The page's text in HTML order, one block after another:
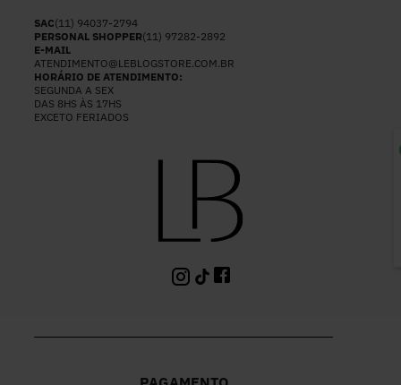
SAC(11) 94037-2794
PERSONAL SHOPPER(11) 97282-2892
E-MAIL
ATENDIMENTO@LEBLOGSTORE.COM.BR
HORÁRIO DE ATENDIMENTO:
SEGUNDA A SEX
DAS 8HS ÀS 17HS
EXCETO FERIADOS